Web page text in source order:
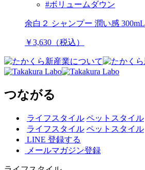
#ボリュームダウン
余白２ シャンプー 潤い感 300mL
￥3,630（税込）
つながる
ライフスタイル ペットスタイル
ライフスタイル ペットスタイル
LINE 登録する
メールマガジン登録